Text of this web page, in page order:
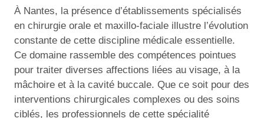
À Nantes, la présence d’établissements spécialisés
en chirurgie orale et maxillo-faciale illustre l’évolution
constante de cette discipline médicale essentielle.
Ce domaine rassemble des compétences pointues
pour traiter diverses affections liées au visage, à la
mâchoire et à la cavité buccale. Que ce soit pour des
interventions chirurgicales complexes ou des soins
ciblés, les professionnels de cette spécialité